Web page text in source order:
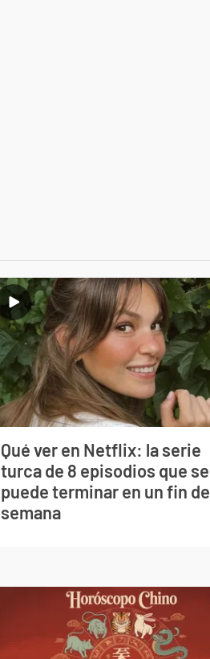
Qué ver en Netflix: la serie
turca de 8 episodios que se
puede terminar en un fin de
semana